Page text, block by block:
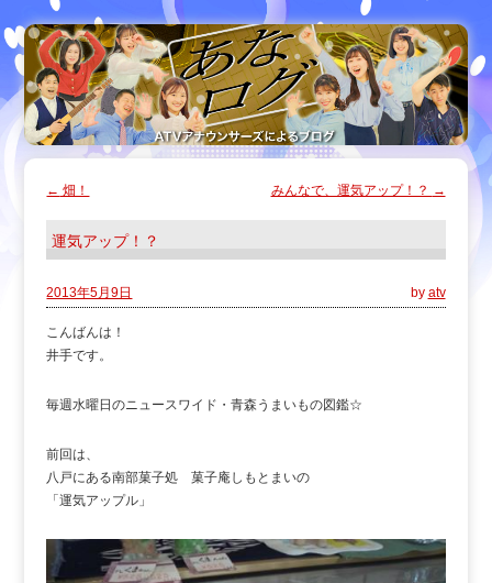
← 畑！ みんなで、運気アップ！？ →
運気アップ！？
2013年5月9日 by atv
こんばんは！
井手です。
毎週水曜日のニュースワイド・青森うまいもの図鑑☆
前回は、
八戸にある南部菓子処 菓子庵しもとまいの
「運気アップル」